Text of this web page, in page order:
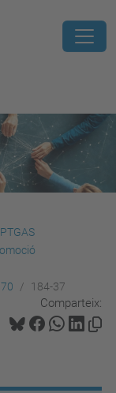
184-37
Comparteix: